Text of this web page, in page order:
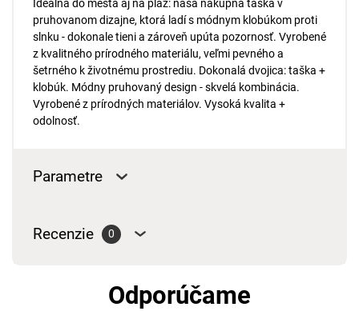
Ideálna do mesta aj na pláž: naša nákupná taška v
pruhovanom dizajne, ktorá ladí s módnym klobúkom proti
slnku - dokonale tieni a zároveň upúta pozornosť. Vyrobené
z kvalitného prírodného materiálu, veľmi pevného a
šetrného k životnému prostrediu. Dokonalá dvojica: taška +
klobúk. Módny pruhovaný design - skvelá kombinácia.
Vyrobené z prírodných materiálov. Vysoká kvalita +
odolnosť.
Parametre
Recenzie 0
Odporúčame